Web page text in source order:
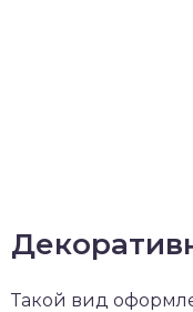
Такой вид